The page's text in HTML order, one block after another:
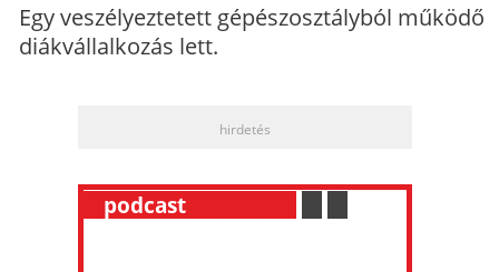
Egy veszélyeztetett gépészosztályból működő
diákvállalkozás lett.
hirdetés
podcast